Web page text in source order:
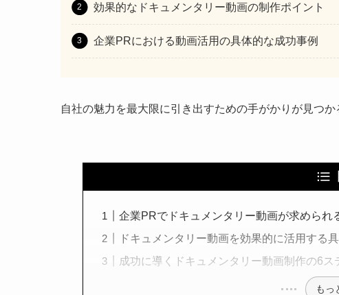
効果的なドキュメンタリー動画の制作ポイント
企業PRにおける動画活用の具体的な成功事例
自社の魅力を最大限に引き出すための手がかりが見つ
企業PRでドキュメンタリー動画が求められ
ドキュメンタリー動画を効果的に活用する
成功に導くドキュメンタリー動画制作の6ス
もっ